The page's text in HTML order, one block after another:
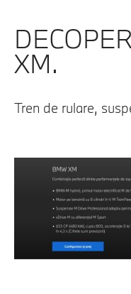
XM.
Tren de rulare,